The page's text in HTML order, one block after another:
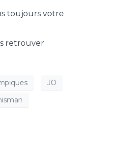
toujours votre
retrouver
JO